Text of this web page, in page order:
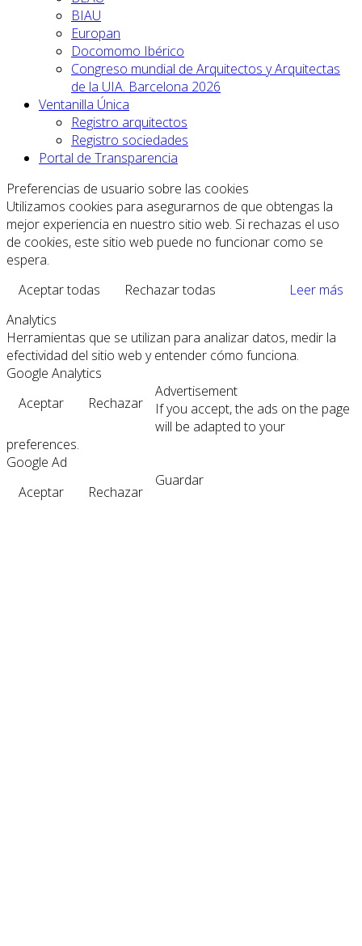
BIAU
Europan
Docomomo Ibérico
Congreso mundial de Arquitectos y Arquitectas
de la UIA. Barcelona 2026
Ventanilla Única
Registro arquitectos
Registro sociedades
Portal de Transparencia
Preferencias de usuario sobre las cookies
Utilizamos cookies para asegurarnos de que obtengas la
mejor experiencia en nuestro sitio web. Si rechazas el uso
de cookies, este sitio web puede no funcionar como se
espera.
Aceptar todas
Rechazar todas
Leer más
Analytics
Herramientas que se utilizan para analizar datos, medir la
efectividad del sitio web y entender cómo funciona.
Google Analytics
Aceptar
Rechazar
Advertisement
If you accept, the ads on the page
will be adapted to your
preferences.
Google Ad
Aceptar
Rechazar
Guardar